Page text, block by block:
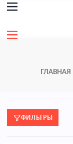
ГЛАВНАЯ
ФИЛЬТРЫ